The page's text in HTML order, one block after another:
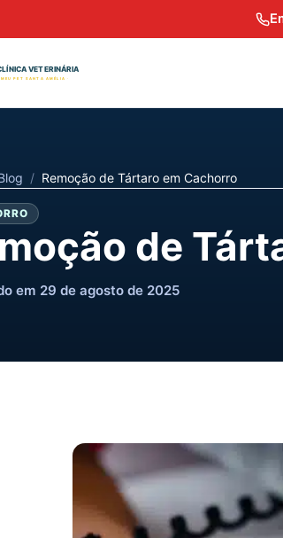
/ Remoção de Tártaro em Cachorro
de
em 29 de agosto de 2025